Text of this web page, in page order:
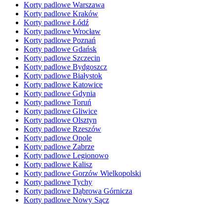
Korty padlowe Warszawa
Korty padlowe Kraków
Korty padlowe Łódź
Korty padlowe Wrocław
Korty padlowe Poznań
Korty padlowe Gdańsk
Korty padlowe Szczecin
Korty padlowe Bydgoszcz
Korty padlowe Białystok
Korty padlowe Katowice
Korty padlowe Gdynia
Korty padlowe Toruń
Korty padlowe Gliwice
Korty padlowe Olsztyn
Korty padlowe Rzeszów
Korty padlowe Opole
Korty padlowe Zabrze
Korty padlowe Legionowo
Korty padlowe Kalisz
Korty padlowe Gorzów Wielkopolski
Korty padlowe Tychy
Korty padlowe Dąbrowa Górnicza
Korty padlowe Nowy Sącz